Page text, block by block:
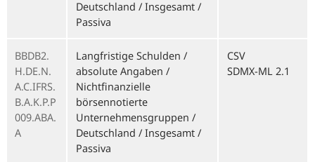
Deutschland / Insgesamt /
Passiva
BBDB2.
H.DE.N.
A.C.IFRS.
B.A.K.P.P
009.ABA.
A
Langfristige Schulden /
absolute Angaben /
Nichtfinanzielle
börsennotierte
Unternehmensgruppen /
Deutschland / Insgesamt /
Passiva
CSV
SDMX-ML 2.1